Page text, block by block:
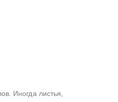
Иногда листья,